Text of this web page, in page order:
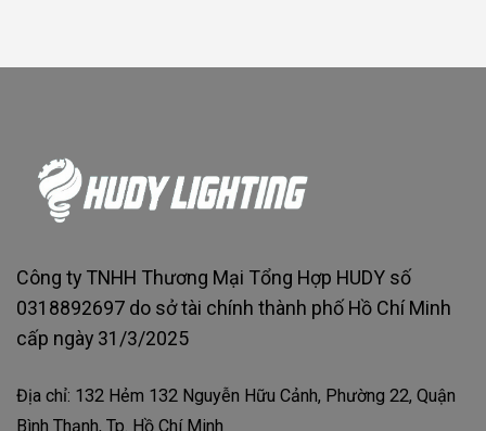
Công ty TNHH Thương Mại Tổng Hợp HUDY số
0318892697 do sở tài chính thành phố Hồ Chí Minh
cấp ngày 31/3/2025
Địa chỉ: 132 Hẻm 132 Nguyễn Hữu Cảnh, Phường 22, Quận
Bình Thạnh, Tp. Hồ Chí Minh